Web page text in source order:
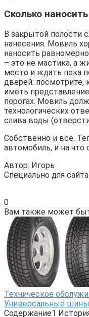
Сколько
В закрытой полости
нанесения. Мовиль
наносить
– это не мастика, а
место и ждать пока
дверей: посмотрите,
иметь
порогах. Мовиль
технологических
слива воды
Собственно и все.
автомобиль, и на что
Автор: Игорь
Специально для
0
Вам также может
Техническое
Универсальные
Содержание1